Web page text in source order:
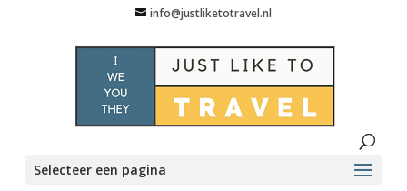
info@justliketotravel.nl
Selecteer een pagina